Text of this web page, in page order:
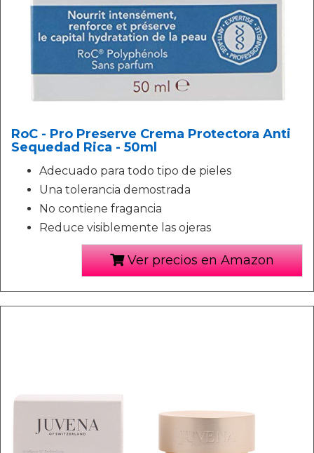
RoC - Pro Preserve Crema Protectora Anti
Sequedad Rica - 50ml
Adecuado para todo tipo de pieles
Una tolerancia demostrada
No contiene fragancia
Reduce visiblemente las ojeras
Ver precios en Amazon